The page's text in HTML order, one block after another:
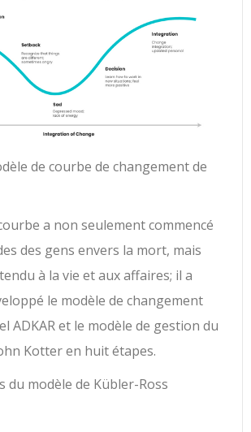
de courbe de changement de
a non seulement commencé
des gens envers la mort, mais
à la vie et aux affaires; il a
le modèle de changement
ADKAR et le modèle de gestion du
Kotter en huit étapes.
du modèle de Kübler-Ross